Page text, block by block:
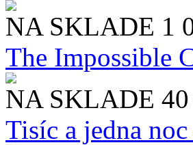
NA SKLADE 1
The Impossible
NA SKLADE
Tisíc a jedna